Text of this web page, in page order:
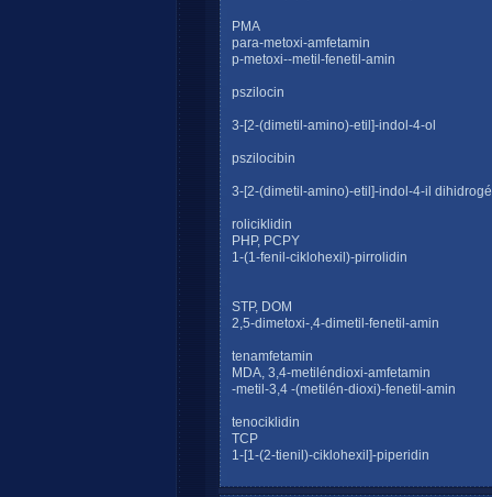
PMA
para-metoxi-amfetamin
p-metoxi--metil-fenetil-amin
pszilocin
3-[2-(dimetil-amino)-etil]-indol-4-ol
pszilocibin
3-[2-(dimetil-amino)-etil]-indol-4-il
roliciklidin
PHP, PCPY
1-(1-fenil-ciklohexil)-pirrolidin
STP, DOM
2,5-dimetoxi-,4-dimetil-fenetil-amin
tenamfetamin
MDA, 3,4-metiléndioxi-amfetamin
-metil-3,4 -(metilén-dioxi)-fenetil-amin
tenociklidin
TCP
1-[1-(2-tienil)-ciklohexil]-piperidin